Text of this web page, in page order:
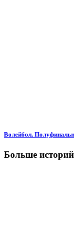
Волейбол.
Больше